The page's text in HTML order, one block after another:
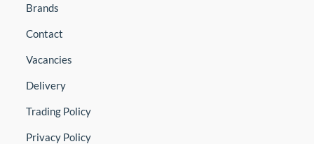
Brands
Contact
Vacancies
Delivery
Trading Policy
Privacy Policy